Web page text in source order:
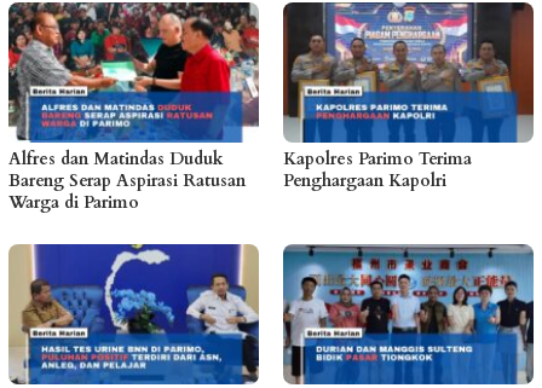
Alfres dan Matindas Duduk
Bareng Serap Aspirasi Ratusan
Warga di Parimo
Kapolres Parimo Terima
Penghargaan Kapolri